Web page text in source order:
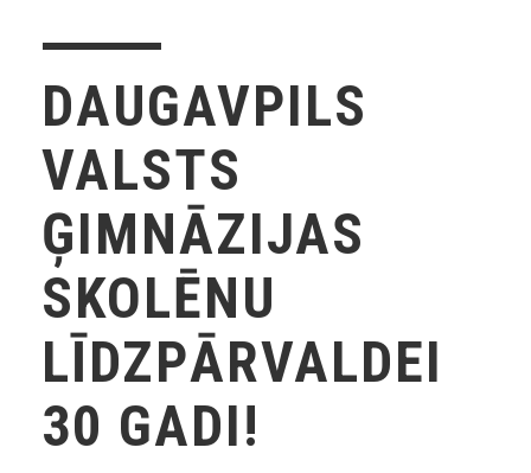
DAUGAVPILS
VALSTS
ĢIMNĀZIJAS
SKOLĒNU
LĪDZPĀRVALDEI
30 GADI!